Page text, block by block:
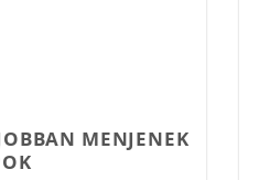
MENJENEK